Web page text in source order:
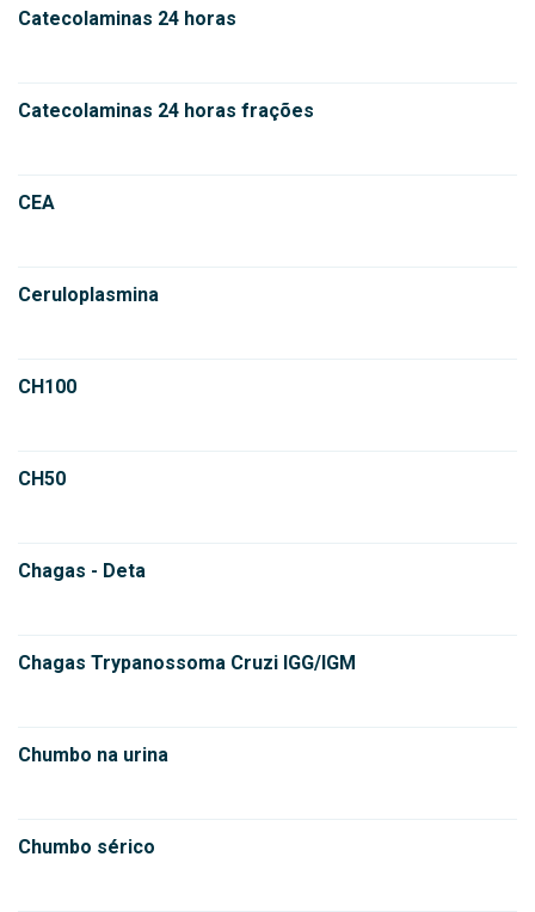
Catecolaminas 24 horas
Catecolaminas 24 horas frações
CEA
Ceruloplasmina
CH100
CH50
Chagas - Deta
Chagas Trypanossoma Cruzi IGG/IGM
Chumbo na urina
Chumbo sérico